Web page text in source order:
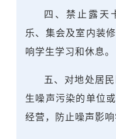
四、禁止露天
乐、集会及室内装
响学生学习和休息。
五、对地处居
生噪声污染的单位
经营，防止噪声影响